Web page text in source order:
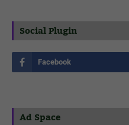
Social Plugin
Ad Space